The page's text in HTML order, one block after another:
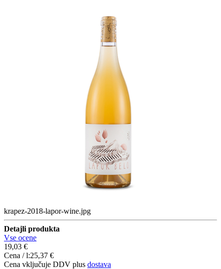
krapez-2018-lapor-wine.jpg
Detajli produkta
Vse ocene
19,03 €
Cena / l:25,37 €
Cena vključuje DDV plus dostava